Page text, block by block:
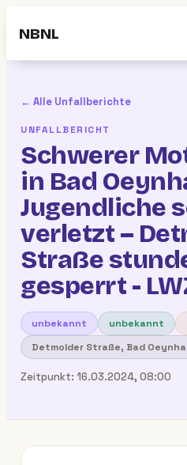
NBNL
← Alle Unfallberichte
UNFALLBERICHT
Schwerer
in Bad
Jugendliche
verletzt –
Straße
gesperrt -
unbekannt unbekannt
Detmolder Straße, Bad
Zeitpunkt: 16.03.2024, 08:00